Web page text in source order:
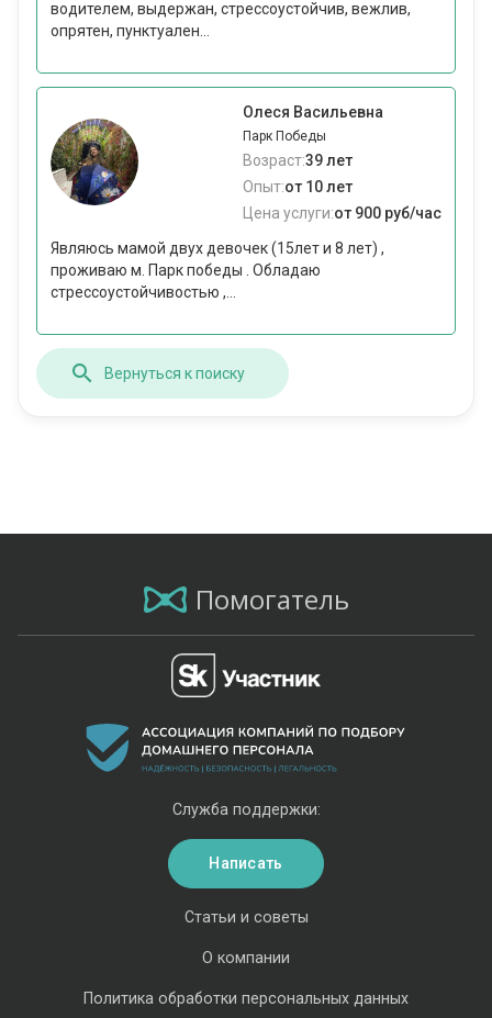
водителем, выдержан, стрессоустойчив, вежлив,
опрятен, пунктуален...
Олеся Васильевна
Парк Победы
Возраст:39 лет
Опыт:от 10 лет
Цена услуги:от 900 руб/час
Являюсь мамой двух девочек (15лет и 8 лет) ,
проживаю м. Парк победы . Обладаю
стрессоустойчивостью ,...
Вернуться к поиску
Помогатель
Статьи и советы
О компании
Политика обработки персональных данных
Служба поддержки:
Написать